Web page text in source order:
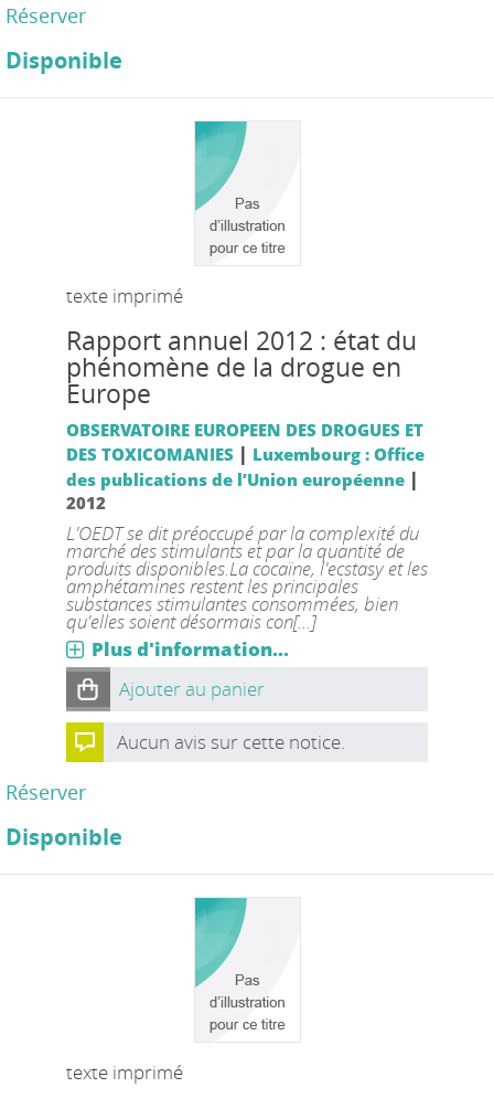
Réserver
Disponible
texte imprimé
Rapport annuel 2012 : état du
phénomène de la drogue en
Europe
OBSERVATOIRE EUROPEEN DES DROGUES ET
DES TOXICOMANIES | Luxembourg : Office
des publications de l’Union européenne|
2012
L'OEDT se dit préoccupé par la complexité du
marché des stimulants et par la quantité de
produits disponibles.La cocaïne, l'ecstasy et les
amphétamines restent les principales
substances stimulantes consommées, bien
qu'elles soient désormais con[...]
Plus d'information...
Ajouter au panier
Aucun avis sur cette notice.
Réserver
Disponible
texte imprimé